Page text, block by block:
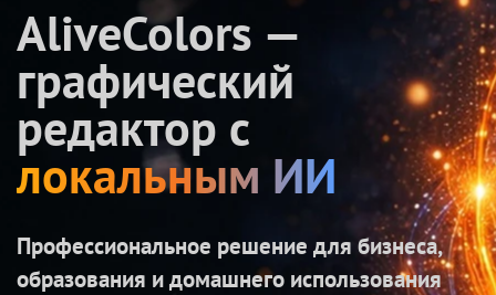
AliveColors —
графический
редактор с
локальным ИИ
Профессиональное решение для бизнеса,
образования и домашнего использования